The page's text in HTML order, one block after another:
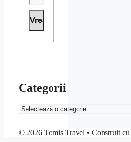
Categorii
Categorii
© 2026 Tomis Travel • Construit cu